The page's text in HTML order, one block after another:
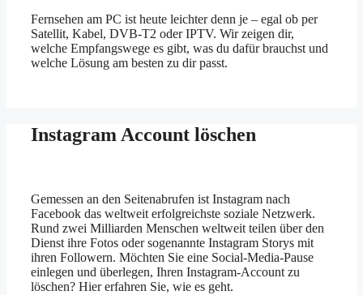
Fernsehen am PC ist heute leichter denn je – egal ob per
Satellit, Kabel, DVB-T2 oder IPTV. Wir zeigen dir,
welche Empfangswege es gibt, was du dafür brauchst und
welche Lösung am besten zu dir passt.
Instagram Account löschen
Gemessen an den Seitenabrufen ist Instagram nach
Facebook das weltweit erfolgreichste soziale Netzwerk.
Rund zwei Milliarden Menschen weltweit teilen über den
Dienst ihre Fotos oder sogenannte Instagram Storys mit
ihren Followern. Möchten Sie eine Social-Media-Pause
einlegen und überlegen, Ihren Instagram-Account zu
löschen? Hier erfahren Sie, wie es geht.